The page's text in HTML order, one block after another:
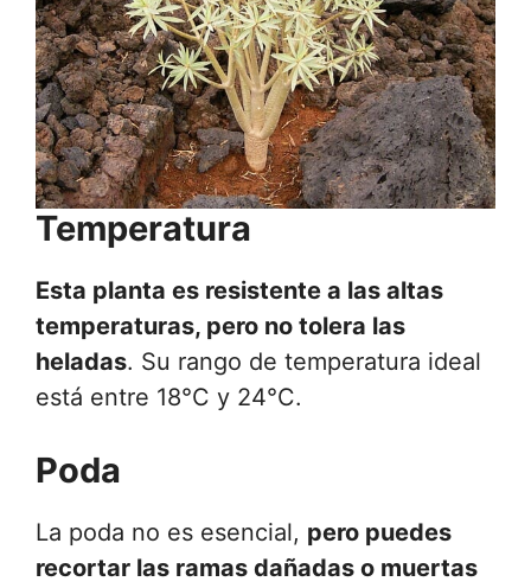
Temperatura
Esta planta es resistente a las altas
temperaturas, pero no tolera las
heladas. Su rango de temperatura ideal
está entre 18°C y 24°C.
Poda
La poda no es esencial, pero puedes
recortar las ramas dañadas o muertas